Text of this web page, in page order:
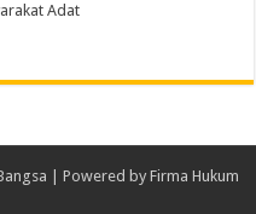
Adat
| Powered by Firma Hukum